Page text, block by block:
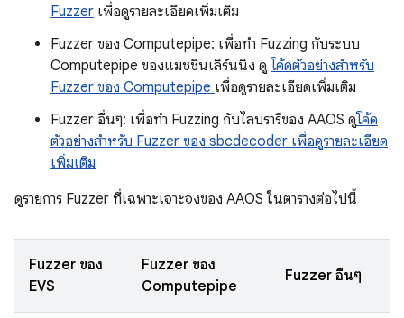
Fuzzer เพื่อดูรายละเอียดเพิ่มเติม
Fuzzer ของ Computepipe: เพื่อทำ Fuzzing กับระบบ
Computepipe ของแมชชีนเลิร์นนิง ดู โค้ดตัวอย่างสำหรับ
Fuzzer ของ Computepipe เพื่อดูรายละเอียดเพิ่มเติม
Fuzzer อื่นๆ: เพื่อทำ Fuzzing กับไลบรารีของ AAOS ดูโค้ด
ตัวอย่างสำหรับ Fuzzer ของ sbcdecoder เพื่อดูรายละเอียด
เพิ่มเติม
ดูรายการ Fuzzer ที่เฉพาะเจาะจงของ AAOS ในตารางต่อไปนี้
Fuzzer ของ
EVS
Fuzzer ของ
Computepipe
Fuzzer อื่นๆ